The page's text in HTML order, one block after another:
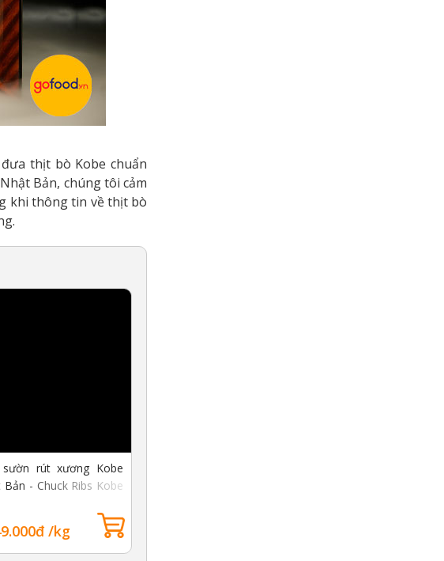
thịt bò Kobe chuẩn
Bản, chúng tôi cảm
khi thông tin về thịt bò
rút xương Kobe
Bản - Chuck Ribs Kobe
/kg